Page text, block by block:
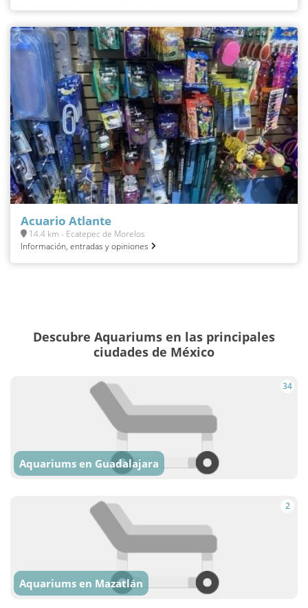
Acuario Atlante
14.4 km - Ecatepec de Morelos
Información, entradas y opiniones
Descubre Aquariums en las principales
ciudades de México
34
Aquariums en Guadalajara
2
Aquariums en Mazatlán